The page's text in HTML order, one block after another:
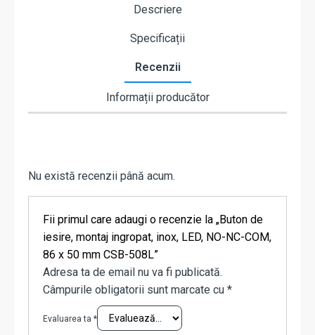
Descriere
Specificații
Recenzii
Informații producător
Nu există recenzii până acum.
Fii primul care adaugi o recenzie la „Buton de
iesire, montaj ingropat, inox, LED, NO-NC-COM,
86 x 50 mm CSB-508L”
Adresa ta de email nu va fi publicată.
Câmpurile obligatorii sunt marcate cu *
Evaluarea ta *